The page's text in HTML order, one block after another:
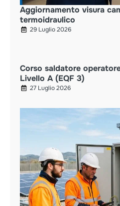
Aggiornamento visura
termoidraulico
29 Luglio 2026
Corso saldatore
Livello A (EQF 3)
27 Luglio 2026